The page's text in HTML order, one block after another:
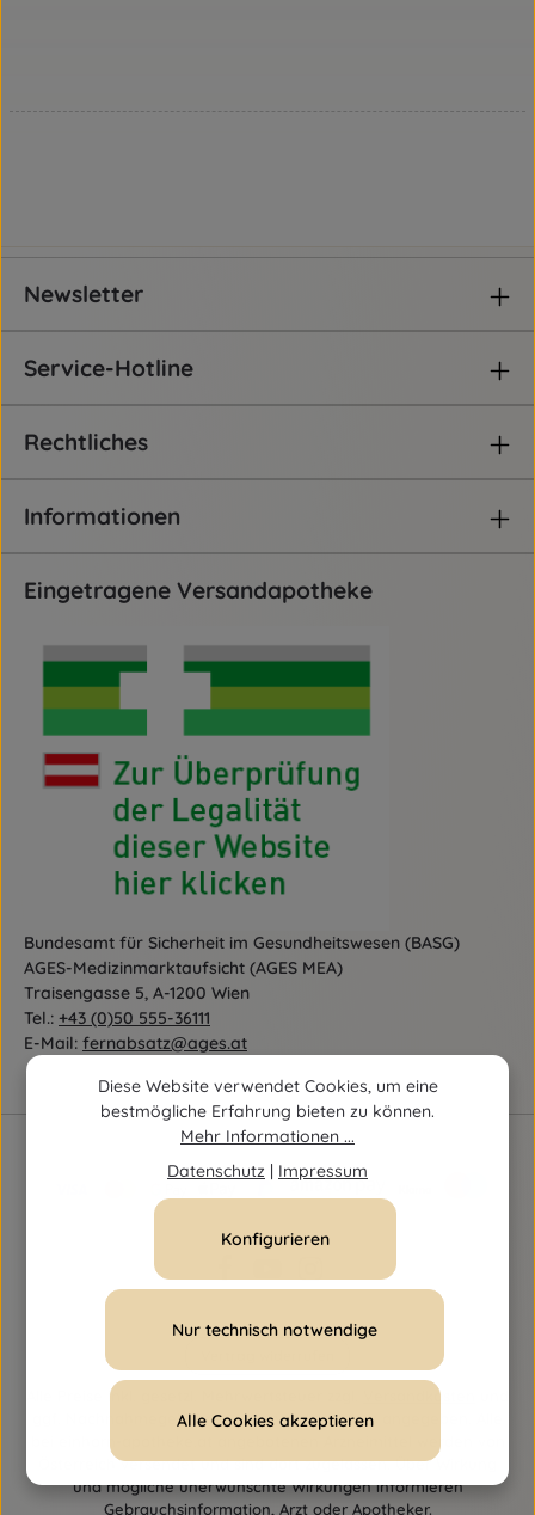
Newsletter
Service-Hotline
Rechtliches
Informationen
Eingetragene Versandapotheke
Bundesamt für Sicherheit im Gesundheitswesen (BASG)
AGES-Medizinmarktaufsicht (AGES MEA)
Traisengasse 5, A-1200 Wien
Tel.: +43 (0)50 555-36111
E-Mail: fernabsatz@ages.at
Alle Preise inkl. gesetzl. Mehrwertsteuer zzgl. Versandkosten
ggf. Nachnahmegebühren, wenn nicht anders angegeben. Alle
Österreich versendet und sind dort zugelassen. Über Wirkung
und mögliche unerwünschte Wirkungen informieren
Gebrauchsinformation, Arzt oder Apotheker.
Diese Website verwendet Cookies, um eine
bestmögliche Erfahrung bieten zu können.
Mehr Informationen ...
Datenschutz | Impressum
Nur technisch notwendige
Konfigurieren
Alle Cookies akzeptieren